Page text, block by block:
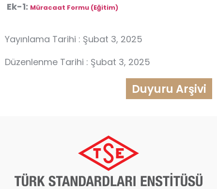
Ek-1: Müracaat Formu (Eğitim)
Yayınlama Tarihi : Şubat 3, 2025
Düzenlenme Tarihi : Şubat 3, 2025
Duyuru Arşivi